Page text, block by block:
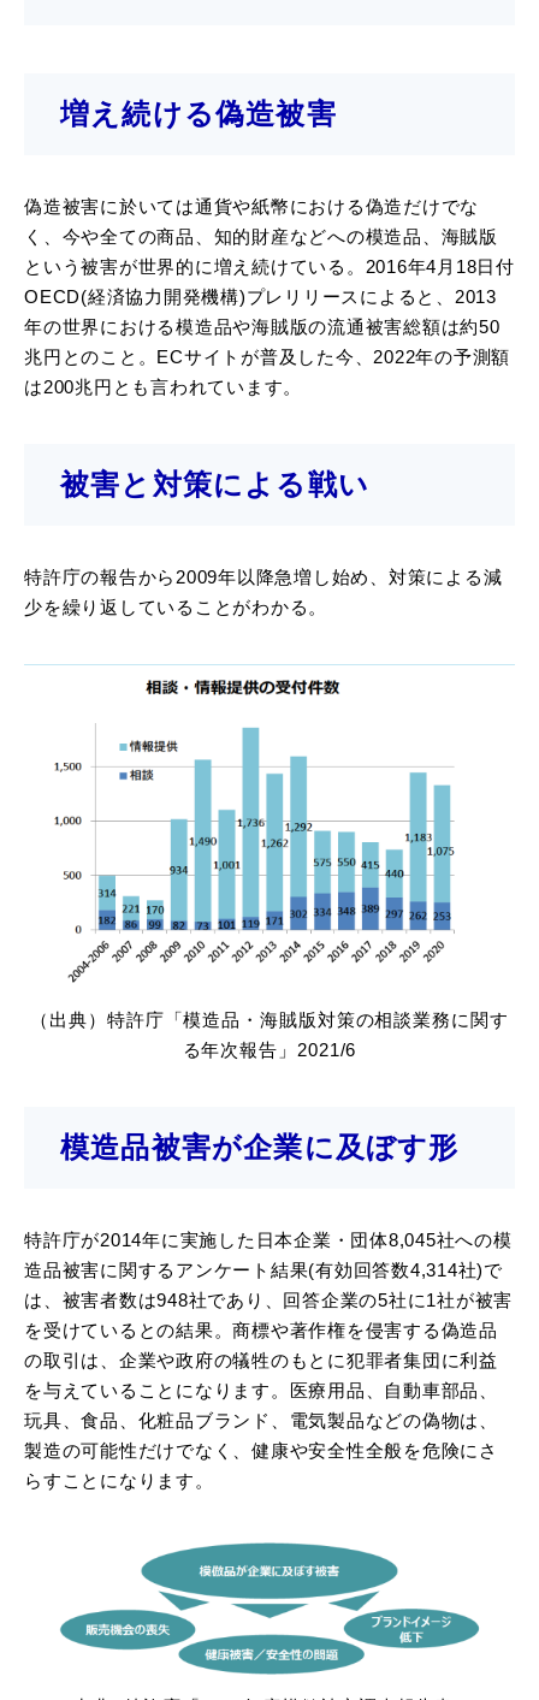
増え続ける偽造被害
偽造被害に於いては通貨や紙幣における偽造だけでな
く、今や全ての商品、知的財産などへの模造品、海賊版
という被害が世界的に増え続けている。2016年4月18日付
OECD(経済協力開発機構)プレリリースによると、2013
年の世界における模造品や海賊版の流通被害総額は約50
兆円とのこと。ECサイトが普及した今、2022年の予測額
は200兆円とも言われています。
被害と対策による戦い
特許庁の報告から2009年以降急増し始め、対策による減
少を繰り返していることがわかる。
（出典）特許庁「模造品・海賊版対策の相談業務に関す
る年次報告」2021/6
模造品被害が企業に及ぼす形
特許庁が2014年に実施した日本企業・団体8,045社への模
造品被害に関するアンケート結果(有効回答数4,314社)で
は、被害者数は948社であり、回答企業の5社に1社が被害
を受けているとの結果。商標や著作権を侵害する偽造品
の取引は、企業や政府の犠牲のもとに犯罪者集団に利益
を与えていることになります。医療用品、自動車部品、
玩具、食品、化粧品ブランド、電気製品などの偽物は、
製造の可能性だけでなく、健康や安全性全般を危険にさ
らすことになります。